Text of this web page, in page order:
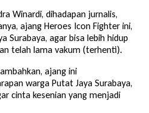
Winardi, dihadapan jurnalis,
ajang Heroes Icon Fighter ini,
Surabaya, agar bisa lebih hidup
telah lama vakum (terhenti).
ajang ini
warga Putat Jaya Surabaya,
cinta kesenian yang menjadi